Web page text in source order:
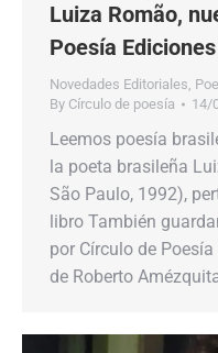
Luiza Romão,
Poesía Ediciones
Novedades Editoriales,
By Círculo de poesía 14/
Leemos poesía
la poeta brasileña
São Paulo, 1992),
libro También
por Círculo de
de Roberto